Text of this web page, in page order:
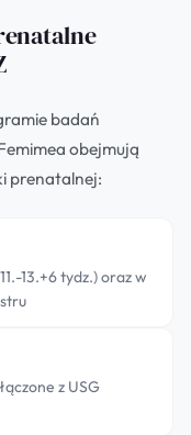
badań
obejmują
prenatalnej:
13.+6 tydz.) oraz w
z USG